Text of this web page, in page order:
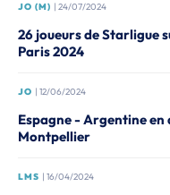
JO (M) | 24/07/2024
26 joueurs de Starligue
Paris 2024
JO | 12/06/2024
Espagne - Argentine en
Montpellier
LMS | 16/04/2024